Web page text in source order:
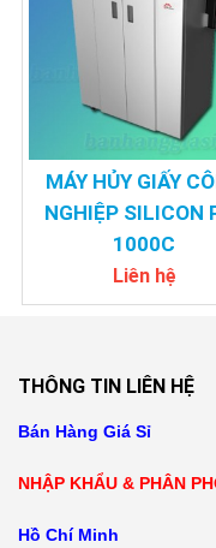
MÁY HỦY GIẤY
NGHIỆP SILICON
1000C
Liên hệ
THÔNG TIN LIÊN HỆ
Bán Hàng Giá Sỉ
NHẬP KHẨU & PHÂN
Hồ Chí Minh